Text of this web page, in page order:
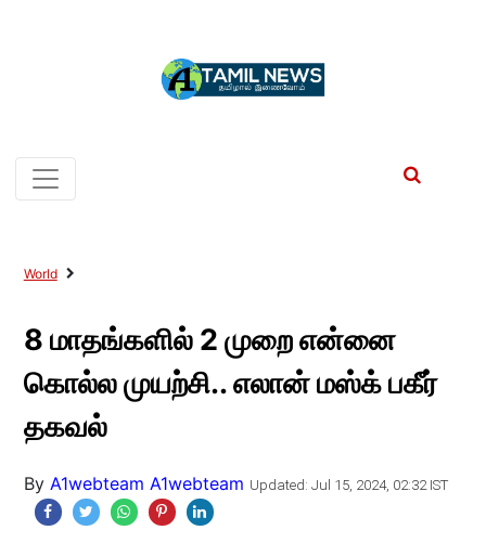
World
8 மாதங்களில் 2 முறை என்னை
கொல்ல முயற்சி.. எலான் மஸ்க் பகீர்
தகவல்
By A1webteam A1webteam Updated: Jul 15, 2024, 02:32 IST